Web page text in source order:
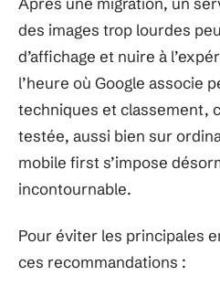
des images trop lourdes
d’affichage et nuire à
l’heure où Google associe
techniques et classement,
testée, aussi bien sur
mobile first s’impose
incontournable.
Pour éviter les principales
ces recommandations :